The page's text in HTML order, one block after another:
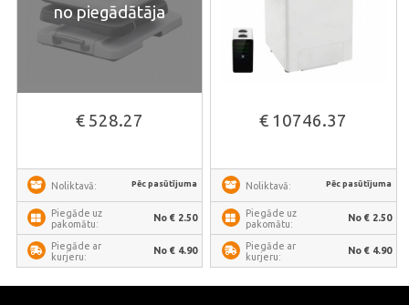
no piegādātāja
€ 528.27
Noliktavā: Pēc pasūtījuma
Piegāde uz
pakomātu:
No € 2.50
Piegāde ar
kurjeru:
No € 4.90
€ 10746.37
Noliktavā: Pēc pasūtījuma
Piegāde uz
pakomātu:
No € 2.50
Piegāde ar
kurjeru:
No € 4.90